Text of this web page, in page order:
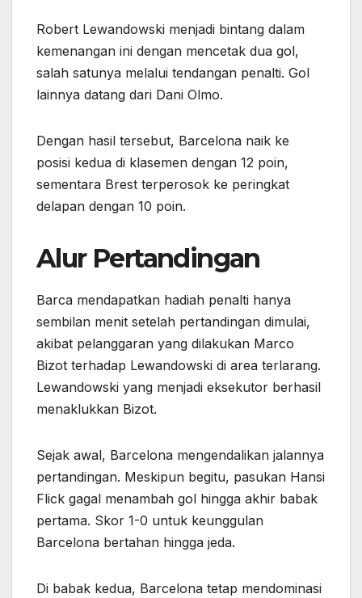
Robert Lewandowski menjadi bintang dalam
kemenangan ini dengan mencetak dua gol,
salah satunya melalui tendangan penalti. Gol
lainnya datang dari Dani Olmo.
Dengan hasil tersebut, Barcelona naik ke
posisi kedua di klasemen dengan 12 poin,
sementara Brest terperosok ke peringkat
delapan dengan 10 poin.
Alur Pertandingan
Barca mendapatkan hadiah penalti hanya
sembilan menit setelah pertandingan dimulai,
akibat pelanggaran yang dilakukan Marco
Bizot terhadap Lewandowski di area terlarang.
Lewandowski yang menjadi eksekutor berhasil
menaklukkan Bizot.
Sejak awal, Barcelona mengendalikan jalannya
pertandingan. Meskipun begitu, pasukan Hansi
Flick gagal menambah gol hingga akhir babak
pertama. Skor 1-0 untuk keunggulan
Barcelona bertahan hingga jeda.
Di babak kedua, Barcelona tetap mendominasi